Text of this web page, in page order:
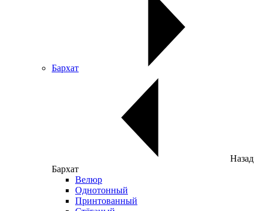
Бархат
Назад
Бархат
Велюр
Однотонный
Принтованный